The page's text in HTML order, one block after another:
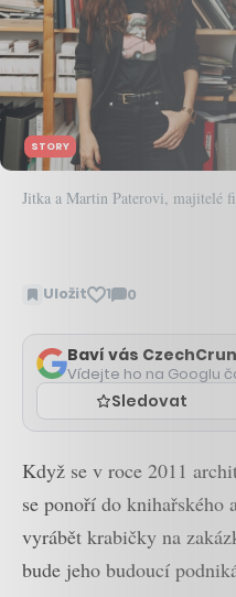
STORY
Jitka a Martin Paterovi, majitelé
Uložit 1 0
Zobrazit
Baví vás
Vídejte ho na Googlu
Sledovat
Když se v roce 2011
se ponoří do knihařského
vyrábět krabičky na
bude jeho budoucí